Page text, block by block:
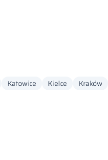
Katowice Kielce Kraków